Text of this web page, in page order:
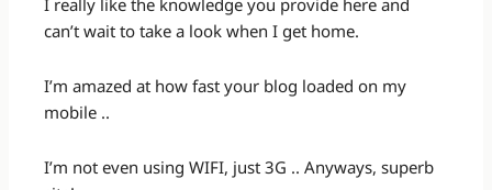
can’t wait to take a look when I get home.
I’m amazed at how fast your blog loaded on my
mobile ..
I’m not even using WIFI, just 3G .. Anyways, superb